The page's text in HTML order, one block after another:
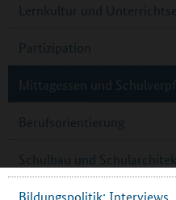
Lernkultur und
Partizipation
Mittagessen und
Berufsorientierung
Schulbau und
Bildungspolitik: Interviews